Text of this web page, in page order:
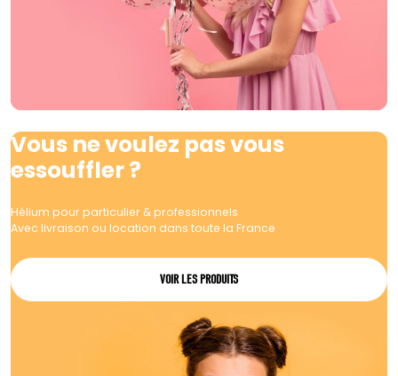
Vous ne voulez pas vous
essouffler ?
Hélium pour particulier & professionnels
Avec livraison ou location dans toute la France
VOIR LES PRODUITS